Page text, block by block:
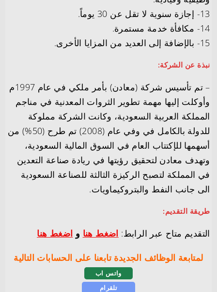
13- إجازة سنوية لا تقل عن 30 يوماً.
14- مكافأة خدمة مستمرة.
15- بالإضافة إلى العديد من المزايا الأخرى.
نبذة عن الشركة:
– تم تأسيس شركة (معادن) بأمر ملكي في عام 1997م
وأوكلت إليها مهمة تطوير الثروات المعدنية في مناجم
المملكة العربية السعودية، وكانت الشركة مملوكة
للدولة بالكامل في وفي عام (2008) تم طرح (50%) من
أسهمها للإكتتاب العام في السوق المالية السعودية،
وتهدف معادن لتحقيق رؤيتها في ريادة صناعة التعدين
في المملكة لتصبح الركيزة الثالثة للصناعة السعودية
الى جانب النفط والبتروكيماويات.
طريقة التقديم:
التقديم متاح عبر الرابط: اضغط هنا و اضغط هنا
لمتابعة الوظائف الجديدة تابعنا على الحسابات التالية
واتس اب
تلقرام